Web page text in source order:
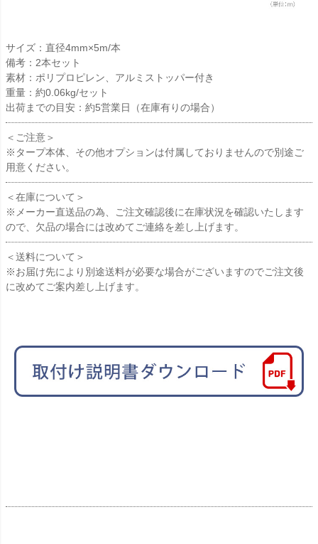
サイズ：直径4mm×5m/本
備考：2本セット
素材：ポリプロピレン、アルミストッパー付き
重量：約0.06kg/セット
出荷までの目安：約5営業日（在庫有りの場合）
＜ご注意＞
※タープ本体、その他オプションは付属しておりませんので別途ご
用意ください。
＜在庫について＞
※メーカー直送品の為、ご注文確認後に在庫状況を確認いたします
ので、欠品の場合には改めてご連絡を差し上げます。
＜送料について＞
※お届け先により別途送料が必要な場合がございますのでご注文後
に改めてご案内差し上げます。